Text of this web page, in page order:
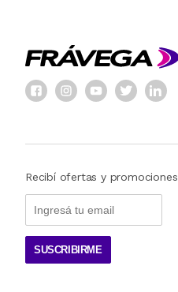
Recibí ofertas y promociones
SUSCRIBIRME